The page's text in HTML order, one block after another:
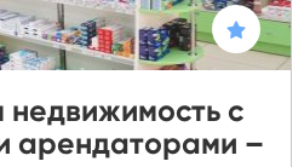
с
арендаторами –